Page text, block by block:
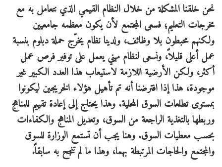
نحن خلقنا المشكلة من خلال النظام القيمي الذي نتعامل به مع
مخرجات التعليم؛ فسعى المجتمع لأن يكون معظمه جامعيين
ولكنهم محبطون بلا وظائف، ولدينا نظام يخرّج حملة دبلوم بنسبة
عمل أعلى قليلاً، ونسعى لنظام مهني يعمل على توفير فرص عمل
أكثر، ولكن الأرضية اللازمة لاستيعاب هذا العدد الكبير غير
موجودة، هذا إذا افترضنا أنه تم تأهيل هؤلاء الخريجين ليكونوا
بمستوى تطلعات السوق المحلية. وهذا يحتاج إلى إعادة تقييم للمناهج
وربطها بالتغذية الراجعة من السوق، وتعديل المناهج والكفاءات
بحسب معطيات السوق. وهنا يجب أن تستمع الوزارة للسوق
والمجتمع والحاجات المرتبطة بهما، وهذا ما لم تنجح به سابقاً.